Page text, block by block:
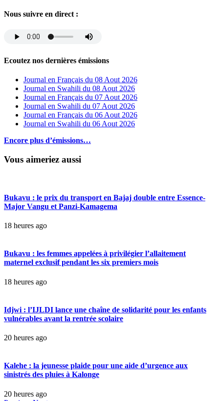
Nous suivre en direct :
Ecoutez nos dernières émissions
Journal en Français du 08 Aout 2026
Journal en Swahili du 08 Aout 2026
Journal en Français du 07 Aout 2026
Journal en Swahili du 07 Aout 2026
Journal en Français du 06 Aout 2026
Journal en Swahili du 06 Aout 2026
Encore plus d’émissions…
Vous aimeriez aussi
Bukavu : le prix du transport en Bajaj double entre Essence-
Major Vangu et Panzi-Kamagema
18 heures ago
Bukavu : les femmes appelées à privilégier l’allaitement
maternel exclusif pendant les six premiers mois
18 heures ago
Idjwi : l’IJLDI lance une chaîne de solidarité pour les enfants
vulnérables avant la rentrée scolaire
20 heures ago
Kalehe : la jeunesse plaide pour une aide d’urgence aux
sinistrés des pluies à Kalonge
20 heures ago